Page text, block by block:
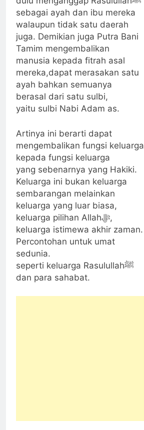
sebagai ayah dan ibu mereka
walaupun tidak satu daerah
juga. Demikian juga Putra Bani
Tamim mengembalikan
manusia kepada fitrah asal
mereka,dapat merasakan satu
ayah bahkan semuanya
berasal dari satu sulbi,
yaitu sulbi Nabi Adam as.
Artinya ini berarti dapat
mengembalikan fungsi keluarga
kepada fungsi keluarga
yang sebenarnya yang Hakiki.
Keluarga ini bukan keluarga
sembarangan melainkan
keluarga yang luar biasa,
keluarga pilihan Allahﷻ,
keluarga istimewa akhir zaman.
Percontohan untuk umat
sedunia.
seperti keluarga Rasulullahﷺ
dan para sahabat.